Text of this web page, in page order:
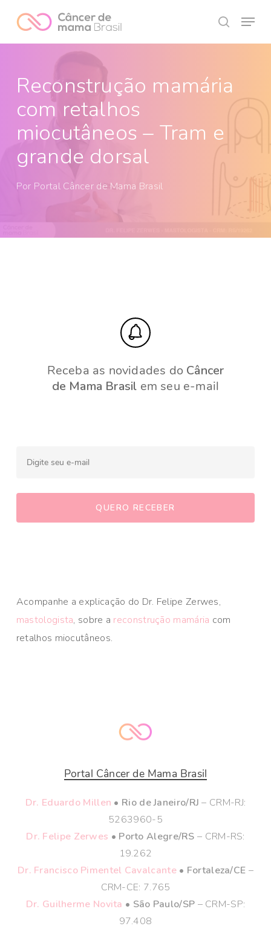
main
Menu
Reconstrução mamária
com retalhos
miocutâneos – Tram e
grande dorsal
Por Portal Câncer de Mama Brasil
Receba as novidades do Câncer
de Mama Brasil em seu e-mail
Acompanhe a explicação do Dr. Felipe Zerwes,
mastologista, sobre a reconstrução mamária com
retalhos miocutâneos.
Portal Câncer de Mama Brasil
Dr. Eduardo Millen • Rio de Janeiro/RJ – CRM-RJ:
5263960-5
Dr. Felipe Zerwes • Porto Alegre/RS – CRM-RS:
19.262
Dr. Francisco Pimentel Cavalcante• Fortaleza/CE –
CRM-CE: 7.765
Dr. Guilherme Novita • São Paulo/SP – CRM-SP:
97.408